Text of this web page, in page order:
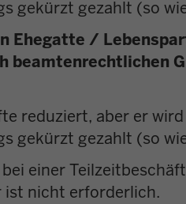
gekürzt gezahlt (so
Ehegatte /
beamtenrechtlichen
reduziert, aber er
gekürzt gezahlt (so
einer
ist nicht erforderlich.